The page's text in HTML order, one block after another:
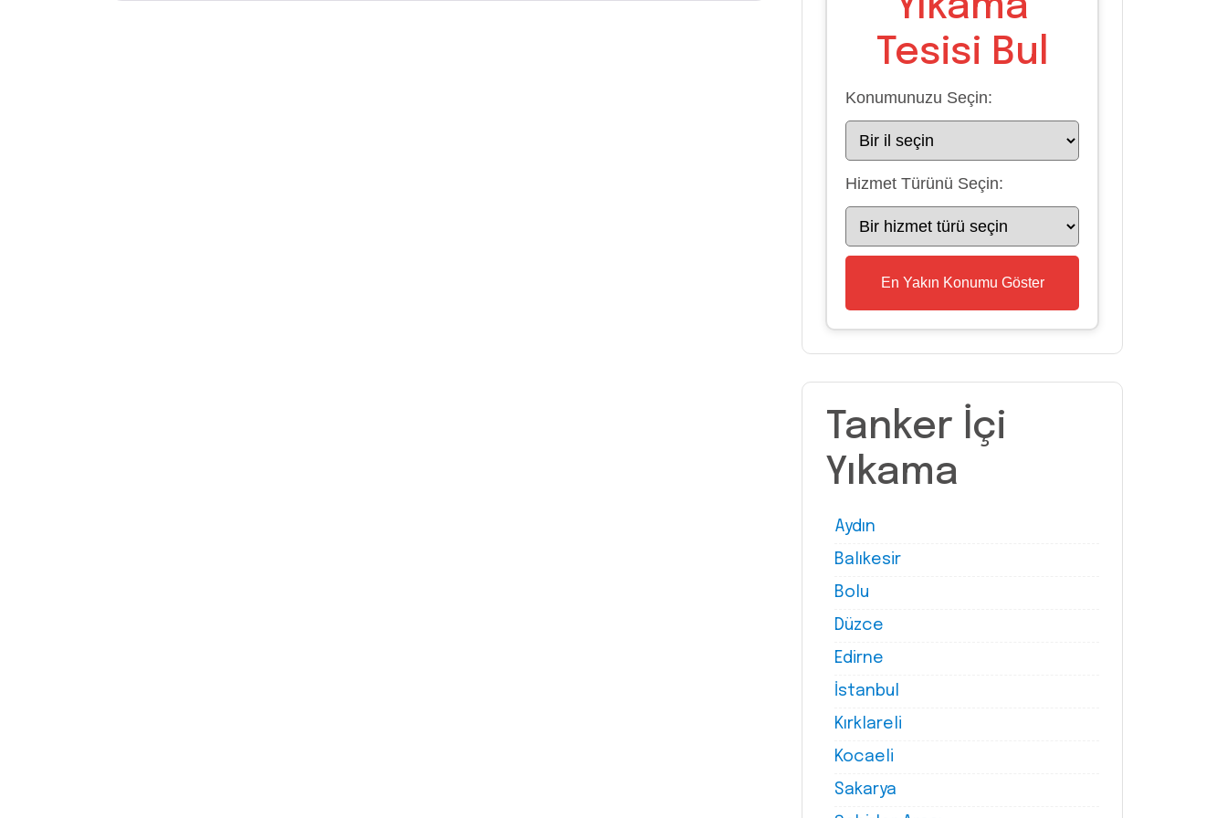
Tesisi Bul
Konumunuzu Seçin:
Hizmet Türünü Seçin:
En Yakın Konumu Göster
Tanker İçi
Yıkama
Aydın
Balıkesir
Bolu
Düzce
Edirne
İstanbul
Kırklareli
Kocaeli
Sakarya